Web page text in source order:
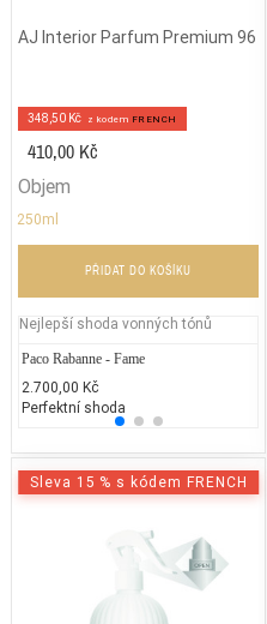
AJ Interior Parfum Premium 96
348,50 Kč z kodem FRENCH
410,00 Kč
Objem
250ml
PŘIDAT DO KOŠÍKU
Nejlepší shoda vonných tónů
Paco Rabanne - Fame
2.700,00 Kč
Perfektní shoda
Sleva 15 % s kódem FRENCH